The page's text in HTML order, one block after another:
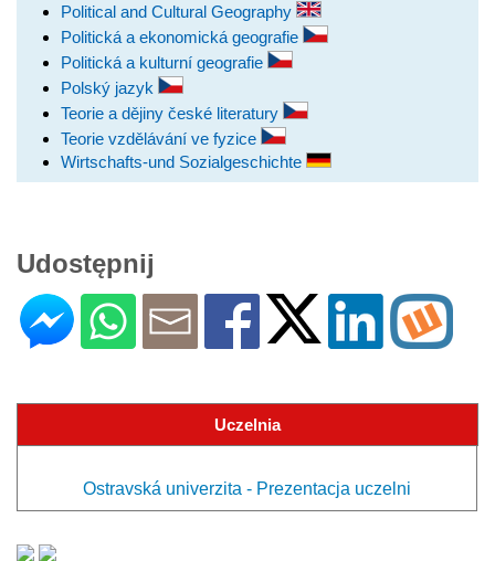
Political and Cultural Geography
Politická a ekonomická geografie
Politická a kulturní geografie
Polský jazyk
Teorie a dějiny české literatury
Teorie vzdělávání ve fyzice
Wirtschafts-und Sozialgeschichte
Udostępnij
Uczelnia
Ostravská univerzita - Prezentacja uczelni